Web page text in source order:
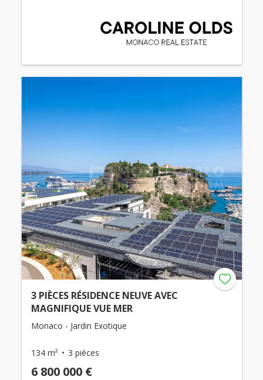
3 PIÈCES RÉSIDENCE NEUVE AVEC
MAGNIFIQUE VUE MER
Monaco - Jardin Exotique
134 m² 3 pièces
6 800 000 €